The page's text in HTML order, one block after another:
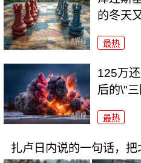
的冬天
最热
125万
后的\"
最热
扎卢日内说的一句话，